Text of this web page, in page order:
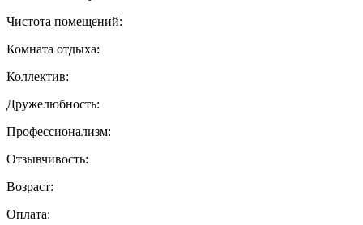
Чистота помещений:
Комната отдыха:
Коллектив:
Дружелюбность:
Профессионализм:
Отзывчивость:
Возраст:
Оплата: